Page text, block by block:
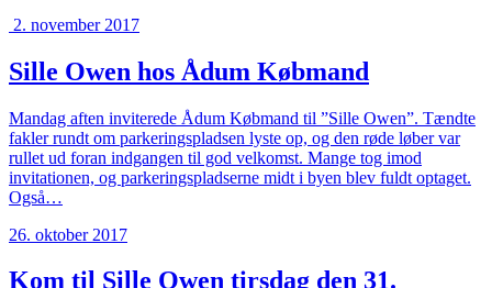
2. november 2017
Sille Owen hos Ådum Købmand
Mandag aften inviterede Ådum Købmand til ”Sille Owen”. Tændte
fakler rundt om parkeringspladsen lyste op, og den røde løber var
rullet ud foran indgangen til god velkomst. Mange tog imod
invitationen, og parkeringspladserne midt i byen blev fuldt optaget.
Også…
26. oktober 2017
Kom til Sille Owen tirsdag den 31.